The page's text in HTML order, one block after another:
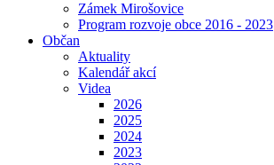
Zámek Mirošovice
Program rozvoje obce 2016 - 2023
Občan
Aktuality
Kalendář akcí
Videa
2026
2025
2024
2023